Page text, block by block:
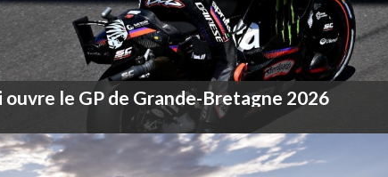
ouvre le GP de Grande-Bretagne 2026